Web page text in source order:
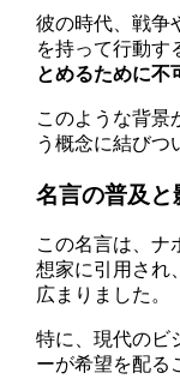
彼の時代、戦争
を持って行動す
とめるために不
このような背景
う概念に結びつ
名言の普及と
この名言は、ナ
想家に引用され
広まりました。
特に、現代のビ
ーが希望を配る